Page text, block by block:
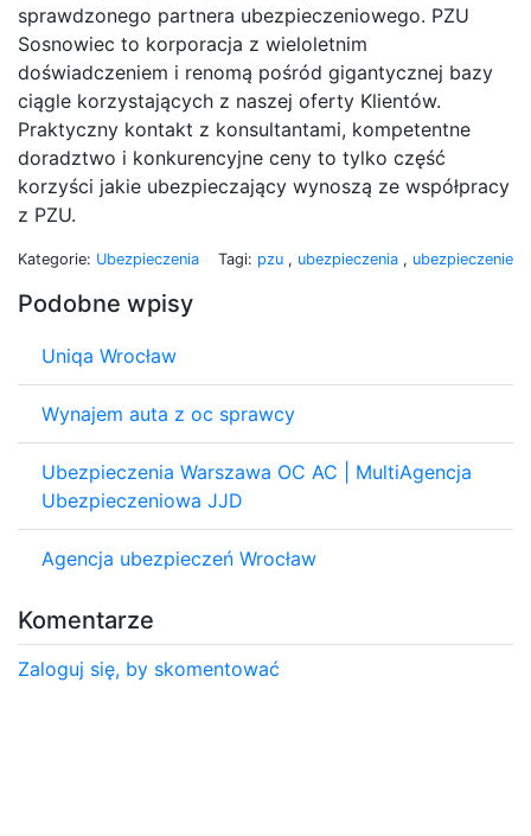
sprawdzonego partnera ubezpieczeniowego. PZU
Sosnowiec to korporacja z wieloletnim
doświadczeniem i renomą pośród gigantycznej bazy
ciągle korzystających z naszej oferty Klientów.
Praktyczny kontakt z konsultantami, kompetentne
doradztwo i konkurencyjne ceny to tylko część
korzyści jakie ubezpieczający wynoszą ze współpracy
z PZU.
Kategorie: Ubezpieczenia Tagi: pzu , ubezpieczenia , ubezpieczenie
Podobne wpisy
Uniqa Wrocław
Wynajem auta z oc sprawcy
Ubezpieczenia Warszawa OC AC | MultiAgencja
Ubezpieczeniowa JJD
Agencja ubezpieczeń Wrocław
Komentarze
Zaloguj się, by skomentować